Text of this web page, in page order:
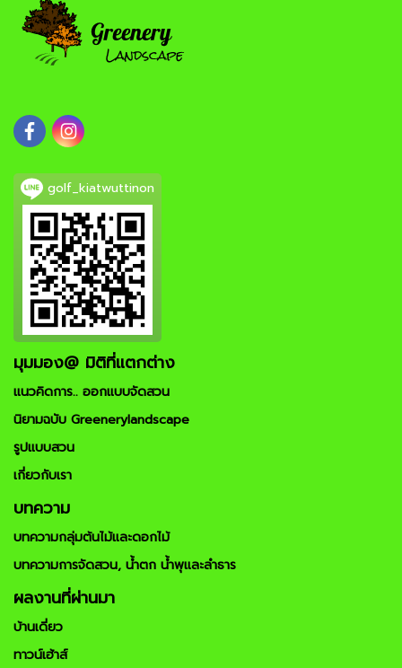
golf_kiatwuttinon
มุมมอง@ มิติที่แตกต่าง
แนวคิดการ.. ออกแบบจัดสวน
นิยามฉบับ Greenerylandscape
รูปแบบสวน
เกี่ยวกับเรา
บทความ
บทความกลุ่มต้นไม้และดอกไม้
บทความการจัดสวน, น้ำตก น้ำพุและลำธาร
ผลงานที่ผ่านมา
บ้านเดี่ยว
ทาวน์เฮ้าส์